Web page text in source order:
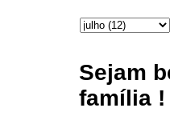
Sejam
família !